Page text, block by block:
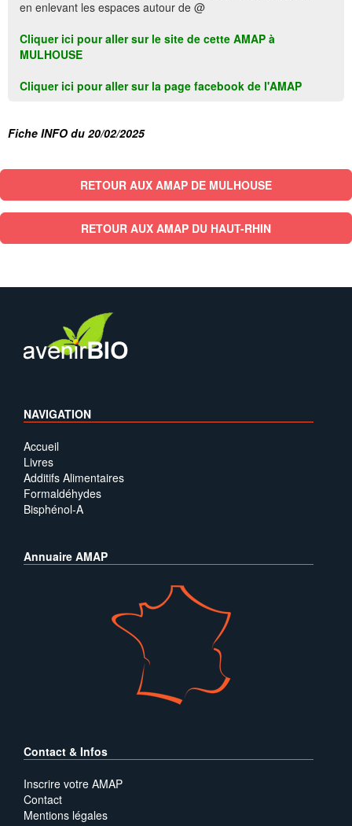
en enlevant les espaces autour de @
Cliquer ici pour aller sur le site de cette AMAP à
MULHOUSE
Cliquer ici pour aller sur la page facebook de l'AMAP
Fiche INFO du 20/02/2025
RETOUR AUX AMAP DE MULHOUSE
RETOUR AUX AMAP DU HAUT-RHIN
NAVIGATION
Accueil
Livres
Additifs Alimentaires
Formaldéhydes
Bisphénol-A
Annuaire AMAP
Contact & Infos
Inscrire votre AMAP
Contact
Mentions légales